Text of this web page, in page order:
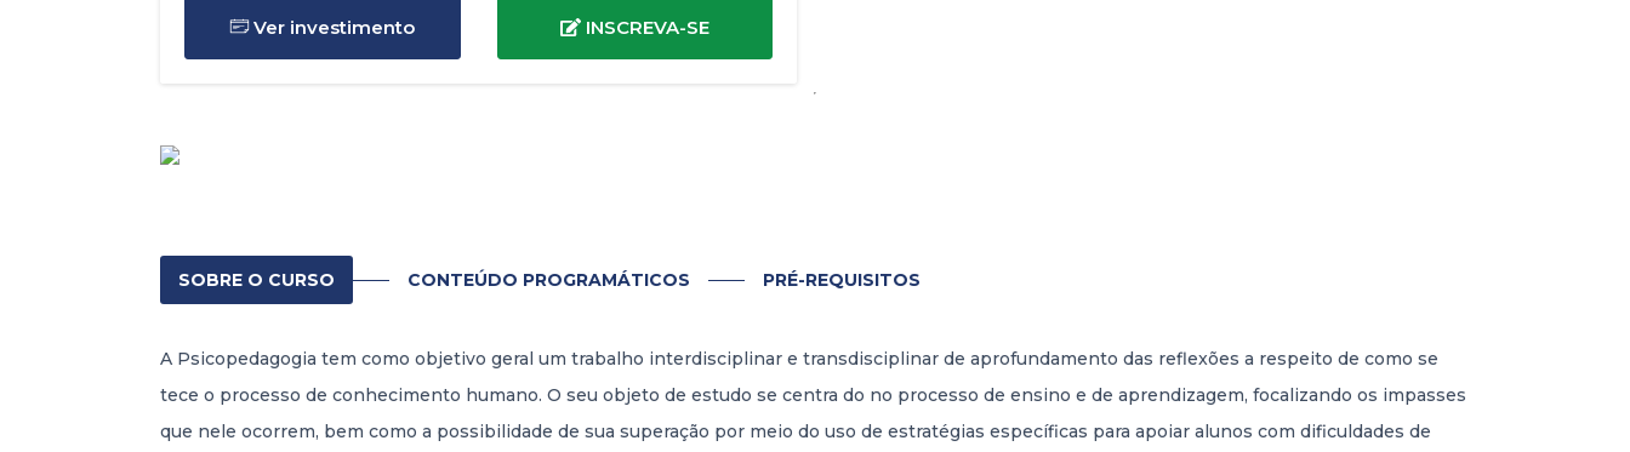
Ver investimento INSCREVA-SE
SOBRE O CURSO CONTEÚDO PROGRAMÁTICOS PRÉ-REQUISITOS
A Psicopedagogia tem como objetivo geral um trabalho interdisciplinar e transdisciplinar de aprofundamento das reflexões a respeito de como se
tece o processo de conhecimento humano. O seu objeto de estudo se centra do no processo de ensino e de aprendizagem, focalizando os impasses
que nele ocorrem, bem como a possibilidade de sua superação por meio do uso de estratégias específicas para apoiar alunos com dificuldades de